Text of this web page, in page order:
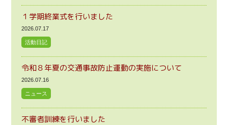
１学期終業式を行いました
2026.07.17
活動日記
令和８年夏の交通事故防止運動の実施について
2026.07.16
ニュース
不審者訓練を行いました